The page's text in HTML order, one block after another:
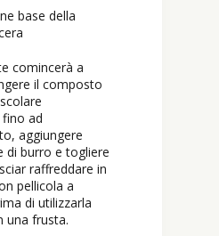
comincerà a
il composto
ad
aggiungere
di burro e togliere
raffreddare in
pellicola a
di utilizzarla
una frusta.